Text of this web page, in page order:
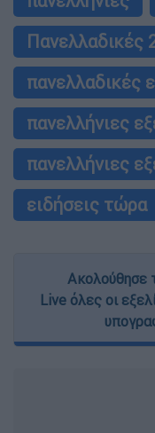
Πανελλαδικές
πανελλαδικές
πανελλήνιες
πανελλήνιες
ειδήσεις τώρα
Ακολούθησε
Live όλες οι